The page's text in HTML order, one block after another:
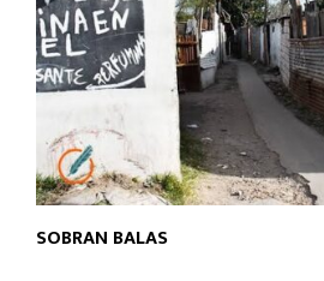
SOBRAN BALAS